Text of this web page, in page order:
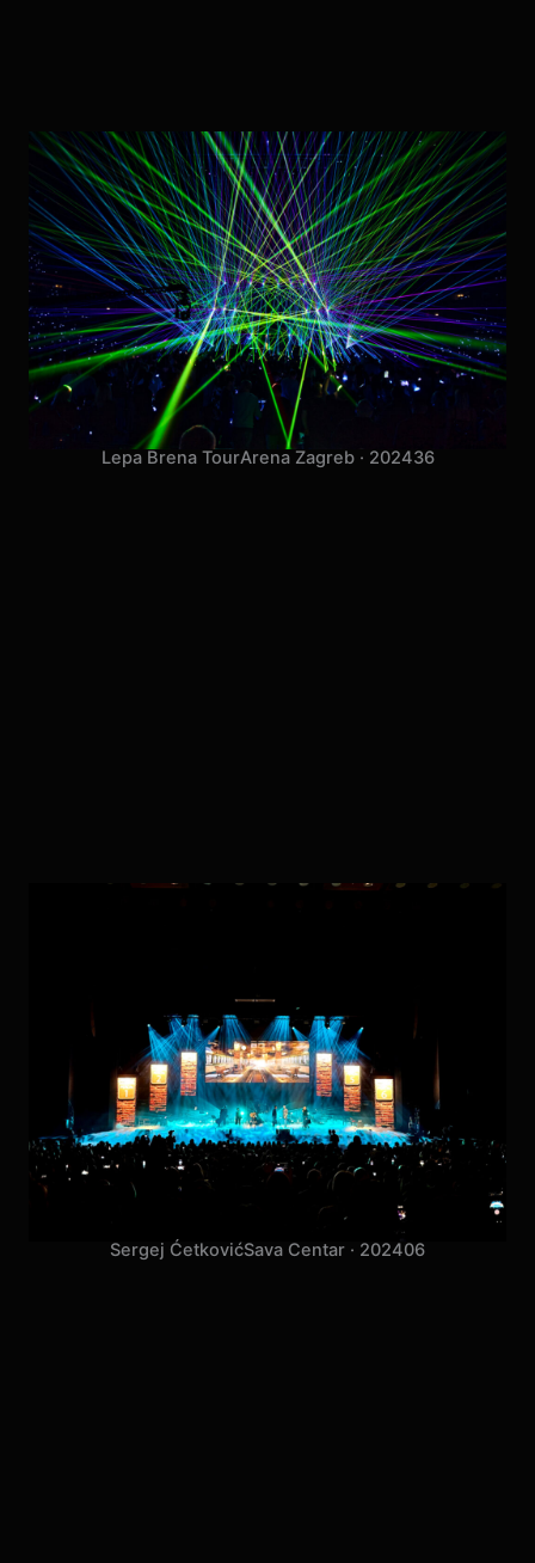
Lepa Brena TourArena Zagreb · 202436
Sergej ĆetkovićSava Centar · 202406